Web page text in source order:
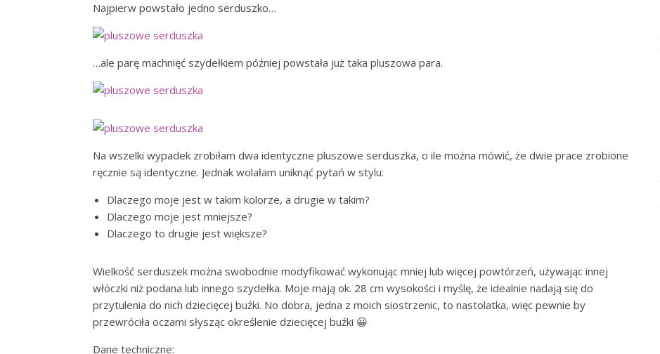
Najpierw powstało jedno serduszko…
…ale parę machnięć szydełkiem później powstała już taka pluszowa para.
Na wszelki wypadek zrobiłam dwa identyczne pluszowe serduszka, o ile można mówić, że dwie prace zrobione
ręcznie są identyczne. Jednak wolałam uniknąć pytań w stylu:
Dlaczego moje jest w takim kolorze, a drugie w takim?
Dlaczego moje jest mniejsze?
Dlaczego to drugie jest większe?
Wielkość serduszek można swobodnie modyfikować wykonując mniej lub więcej powtórzeń, używając innej
włóczki niż podana lub innego szydełka. Moje mają ok. 28 cm wysokości i myślę, że idealnie nadają się do
przytulenia do nich dziecięcej buźki. No dobra, jedna z moich siostrzenic, to nastolatka, więc pewnie by
przewróciła oczami słysząc określenie dziecięcej buźki 😀
Dane techniczne: